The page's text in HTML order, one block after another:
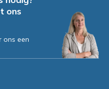
ons
ons een